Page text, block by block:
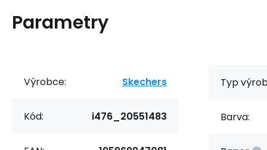
Parametry
Výrobce: Skechers
Kód: i476_20551483
Typ
Barva: